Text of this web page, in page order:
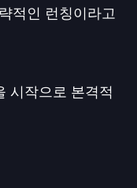
적인 런칭이라고
시작으로 본격적